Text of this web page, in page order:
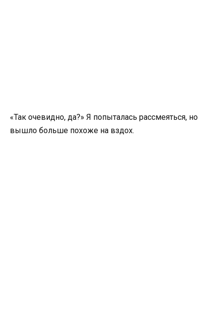
«Так очевидно, да?» Я попыталась рассмеяться, но
вышло больше похоже на вздох.